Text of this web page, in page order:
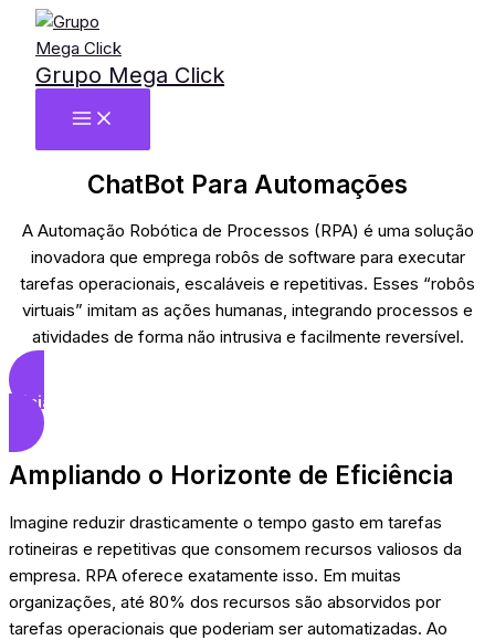
para
Grupo Mega Click
ChatBot Para Automações
A Automação Robótica de Processos (RPA) é uma solução
inovadora que emprega robôs de software para executar
tarefas operacionais, escaláveis e repetitivas. Esses “robôs
virtuais” imitam as ações humanas, integrando processos e
atividades de forma não intrusiva e facilmente reversível.
Iniciar
Ampliando o Horizonte de Eficiência
Imagine reduzir drasticamente o tempo gasto em tarefas
rotineiras e repetitivas que consomem recursos valiosos da
empresa. RPA oferece exatamente isso. Em muitas
organizações, até 80% dos recursos são absorvidos por
tarefas operacionais que poderiam ser automatizadas. Ao